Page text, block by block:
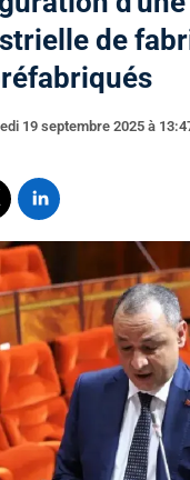
de
19 septembre 2025 à